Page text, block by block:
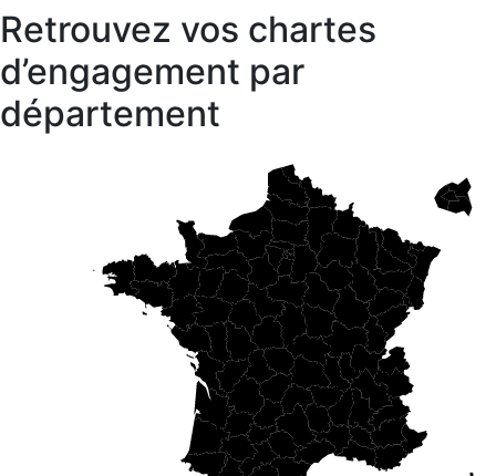
Retrouvez vos chartes
d’engagement par
département